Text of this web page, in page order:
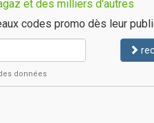
et des milliers d'autres
codes promo dès leur
données